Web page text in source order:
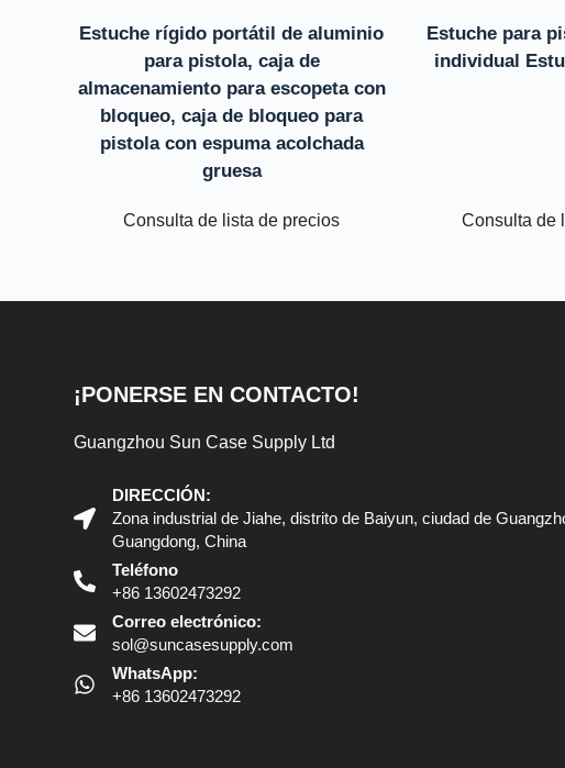
Estuche rígido portátil de aluminio
para pistola, caja de
almacenamiento para escopeta con
bloqueo, caja de bloqueo para
pistola con espuma acolchada
gruesa
Consulta de lista de precios
Estuche para
individual
Consulta de
¡PONERSE EN CONTACTO!
Guangzhou Sun Case Supply Ltd
DIRECCIÓN:
Zona industrial de Jiahe, distrito de Baiyun, ciudad de
Guangdong, China
Teléfono
+86 13602473292
Correo electrónico:
sol@suncasesupply.com
WhatsApp:
+86 13602473292